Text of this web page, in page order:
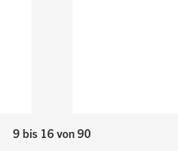
9 bis 16 von 90